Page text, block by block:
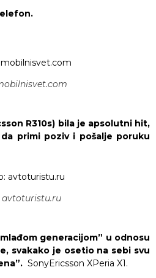
R310s) bila je apsolutni hit,
primi poziv i pošalje poruku
avtoturistu.ru
generacijom” u odnosu
svakako je osetio na sebi svu
SonyEricsson XPeria X1.